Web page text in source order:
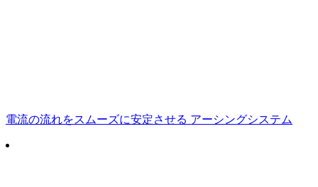
電流の流れをスムーズに安定させる アーシングシステム